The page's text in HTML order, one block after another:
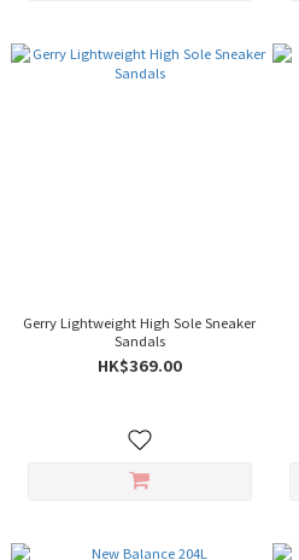
Gerry Lightweight High Sole Sneaker
Sandals
HK$369.00